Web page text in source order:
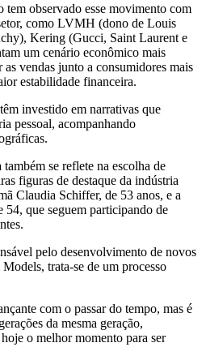
observado esse movimento com
como LVMH (dono de Louis
Kering (Gucci, Saint Laurent e
um cenário econômico mais
vendas junto a consumidores mais
estabilidade financeira.
investido em narrativas que
pessoal, acompanhando
também se reflete na escolha de
figuras de destaque da indústria
Claudia Schiffer, de 53 anos, e a
que seguem participando de
pelo desenvolvimento de novos
trata-se de um processo
com o passar do tempo, mas é
da mesma geração,
o melhor momento para ser